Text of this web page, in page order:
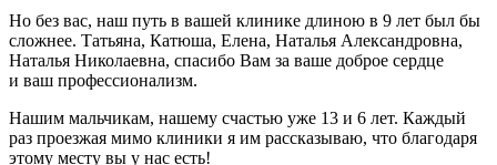
Но без вас, наш путь в вашей клинике длиною в 9 лет был бы
сложнее. Татьяна, Катюша, Елена, Наталья Александровна,
Наталья Николаевна, спасибо Вам за ваше доброе сердце
и ваш профессионализм.
Нашим мальчикам, нашему счастью уже 13 и 6 лет. Каждый
раз проезжая мимо клиники я им рассказываю, что благодаря
этому месту вы у нас есть!